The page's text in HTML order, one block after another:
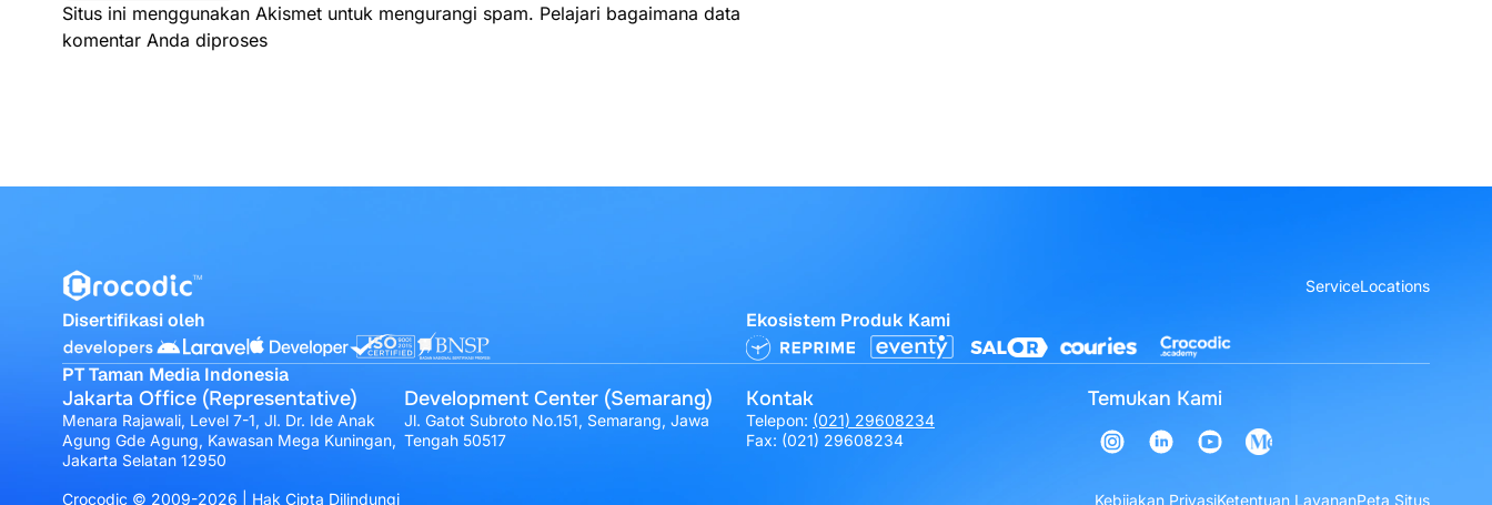
Situs ini menggunakan Akismet untuk mengurangi spam. Pelajari bagaimana data
komentar Anda diproses
ServiceLocations
Disertifikasi oleh Ekosistem Produk Kami
PT Taman Media Indonesia
Jakarta Office (Representative)
Menara Rajawali, Level 7-1, Jl. Dr. Ide Anak
Agung Gde Agung, Kawasan Mega Kuningan,
Jakarta Selatan 12950
Development Center (Semarang)
Jl. Gatot Subroto No.151, Semarang, Jawa
Tengah 50517
Kontak
Telepon: (021) 29608234
Fax: (021) 29608234
Temukan Kami
Crocodic © 2009-2026 | Hak Cipta Dilindungi Kebijakan PrivasiKetentuan LayananPeta Situs